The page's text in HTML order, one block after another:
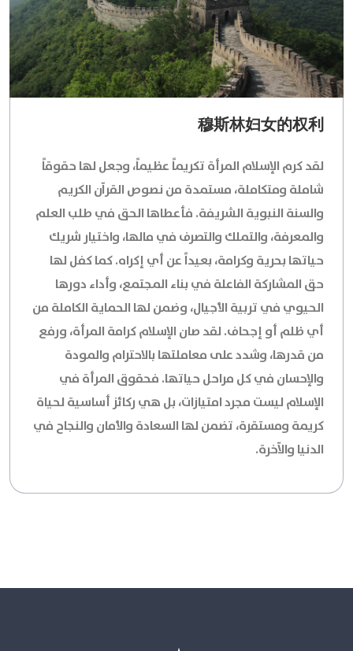
穆斯林妇女的权利
لقد كرم الإسلام المرأة تكريماً عظيماً، وجعل لها حقوقاً
شاملة ومتكاملة، مستمدة من نصوص القرآن الكريم
والسنة النبوية الشريفة. فأعطاها الحق في طلب العلم
والمعرفة، والتملك والتصرف في مالها، واختيار شريك
حياتها بحرية وكرامة، بعيداً عن أي إكراه. كما كفل لها
حق المشاركة الفاعلة في بناء المجتمع، وأداء دورها
الحيوي في تربية الأجيال، وضمن لها الحماية الكاملة من
أي ظلم أو إجحاف. لقد صان الإسلام كرامة المرأة، ورفع
من قدرها، وشدد على معاملتها بالاحترام والمودة
والإحسان في كل مراحل حياتها. فحقوق المرأة في
الإسلام ليست مجرد امتيازات، بل هي ركائز أساسية لحياة
كريمة ومستقرة، تضمن لها السعادة والأمان والنجاح في
الدنيا والآخرة.